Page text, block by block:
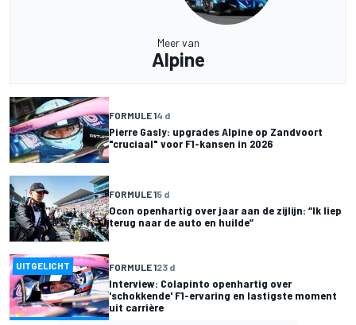
Meer van
Alpine
FORMULE 14 d
Pierre Gasly: upgrades Alpine op Zandvoort
"cruciaal" voor F1-kansen in 2026
FORMULE 15 d
Ocon openhartig over jaar aan de zijlijn: “Ik liep
terug naar de auto en huilde”
UITGELICHT FORMULE 123 d
Interview: Colapinto openhartig over
'schokkende' F1-ervaring en lastigste moment
uit carrière